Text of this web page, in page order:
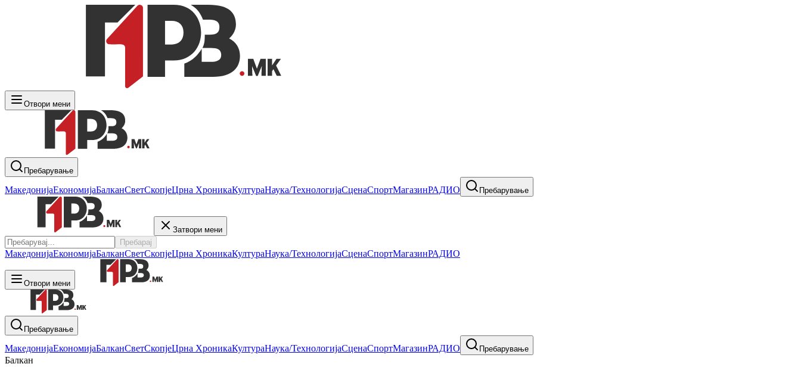
Отвори мени
Пребарување
МакедонијаЕкономијаБалканСветСкопјеЦрна ХроникаКултураНаука/ТехнологијаСценаСпортМагазинРАДИО Пребарување
Затвори мени
Пребарај
МакедонијаЕкономијаБалканСветСкопјеЦрна ХроникаКултураНаука/ТехнологијаСценаСпортМагазинРАДИО
Отвори мени
Пребарување
МакедонијаЕкономијаБалканСветСкопјеЦрна ХроникаКултураНаука/ТехнологијаСценаСпортМагазинРАДИО Пребарување
Балкан